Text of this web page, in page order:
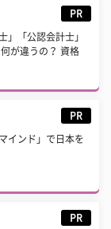
PR
」「公認会計士」
が違うの？ 資格
PR
インド」で日本を
PR